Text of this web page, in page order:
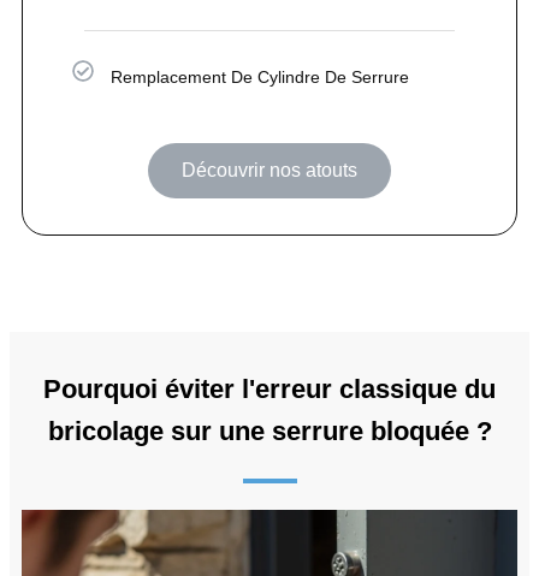
Remplacement De Cylindre De Serrure
Découvrir nos atouts
Pourquoi éviter l'erreur classique du
bricolage sur une serrure bloquée ?